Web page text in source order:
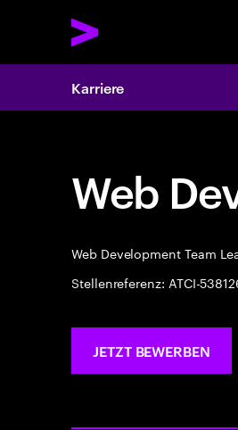
Karriere
Web
Web Development Team
Stellenreferenz: ATCI-
JETZT BEWERBEN